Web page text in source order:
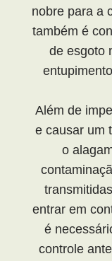
nobre para a
também é
de esgoto
Além de
e causar um
o
entrar em
é
controle